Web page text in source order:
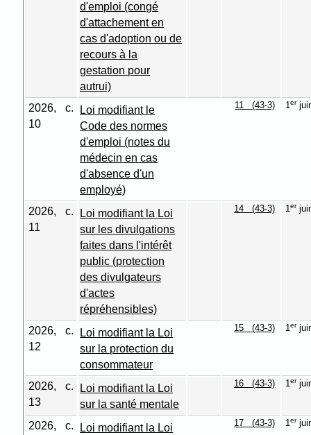
d'emploi (congé
d'attachement en
cas d'adoption ou de
recours à la
gestation pour
autrui)
2026, c.
10
Loi modifiant le
Code des normes
d'emploi (notes du
médecin en cas
d'absence d'un
employé)
11 (43-3) 1er
2026, c.
11
Loi modifiant la Loi
sur les divulgations
faites dans l'intérêt
public (protection
des divulgateurs
d'actes
répréhensibles)
14 (43-3) 1er
2026, c.
12
Loi modifiant la Loi
sur la protection du
consommateur
15 (43-3) 1er
2026, c.
13
Loi modifiant la Loi
sur la santé mentale
16 (43-3) 1er
2026, c.
Loi modifiant la Loi
17 (43-3) 1er